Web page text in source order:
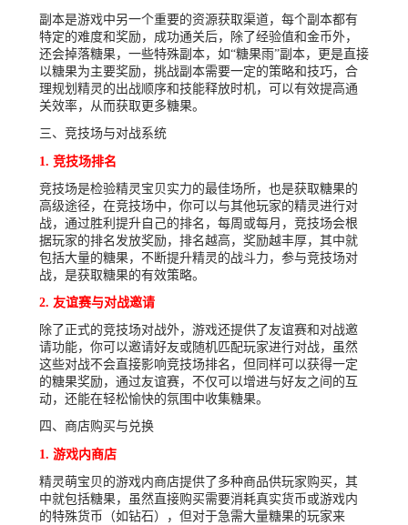
副本是游戏中另一个重要的资源获取渠道，每个副本都有
特定的难度和奖励，成功通关后，除了经验值和金币外，
还会掉落糖果，一些特殊副本，如“糖果雨”副本，更是直接
以糖果为主要奖励，挑战副本需要一定的策略和技巧，合
理规划精灵的出战顺序和技能释放时机，可以有效提高通
关效率，从而获取更多糖果。
三、竞技场与对战系统
1. 竞技场排名
竞技场是检验精灵宝贝实力的最佳场所，也是获取糖果的
高级途径，在竞技场中，你可以与其他玩家的精灵进行对
战，通过胜利提升自己的排名，每周或每月，竞技场会根
据玩家的排名发放奖励，排名越高，奖励越丰厚，其中就
包括大量的糖果，不断提升精灵的战斗力，参与竞技场对
战，是获取糖果的有效策略。
2. 友谊赛与对战邀请
除了正式的竞技场对战外，游戏还提供了友谊赛和对战邀
请功能，你可以邀请好友或随机匹配玩家进行对战，虽然
这些对战不会直接影响竞技场排名，但同样可以获得一定
的糖果奖励，通过友谊赛，不仅可以增进与好友之间的互
动，还能在轻松愉快的氛围中收集糖果。
四、商店购买与兑换
1. 游戏内商店
精灵萌宝贝的游戏内商店提供了多种商品供玩家购买，其
中就包括糖果，虽然直接购买需要消耗真实货币或游戏内
的特殊货币（如钻石），但对于急需大量糖果的玩家来